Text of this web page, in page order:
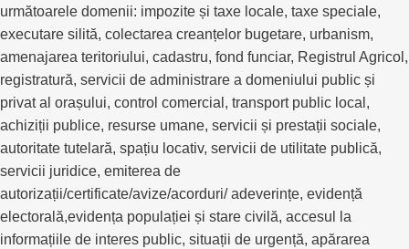
următoarele domenii: impozite și taxe locale, taxe speciale,
executare silită, colectarea creanțelor bugetare, urbanism,
amenajarea teritoriului, cadastru, fond funciar, Registrul Agricol,
registratură, servicii de administrare a domeniului public și
privat al orașului, control comercial, transport public local,
achiziții publice, resurse umane, servicii și prestații sociale,
autoritate tutelară, spațiu locativ, servicii de utilitate publică,
servicii juridice, emiterea de
autorizații/certificate/avize/acorduri/ adeverințe, evidență
electorală,evidența populației și stare civilă, accesul la
informațiile de interes public, situații de urgență, apărarea